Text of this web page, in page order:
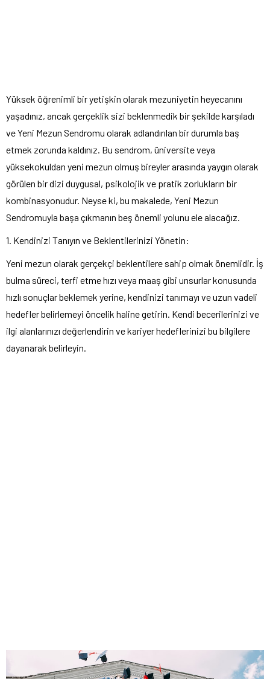
Yüksek öğrenimli bir yetişkin olarak mezuniyetin heyecanını
yaşadınız, ancak gerçeklik sizi beklenmedik bir şekilde karşıladı
ve Yeni Mezun Sendromu olarak adlandırılan bir durumla baş
etmek zorunda kaldınız. Bu sendrom, üniversite veya
yüksekokuldan yeni mezun olmuş bireyler arasında yaygın olarak
görülen bir dizi duygusal, psikolojik ve pratik zorlukların bir
kombinasyonudur. Neyse ki, bu makalede, Yeni Mezun
Sendromuyla başa çıkmanın beş önemli yolunu ele alacağız.
1. Kendinizi Tanıyın ve Beklentilerinizi Yönetin:
Yeni mezun olarak gerçekçi beklentilere sahip olmak önemlidir. İş
bulma süreci, terfi etme hızı veya maaş gibi unsurlar konusunda
hızlı sonuçlar beklemek yerine, kendinizi tanımayı ve uzun vadeli
hedefler belirlemeyi öncelik haline getirin. Kendi becerilerinizi ve
ilgi alanlarınızı değerlendirin ve kariyer hedeflerinizi bu bilgilere
dayanarak belirleyin.